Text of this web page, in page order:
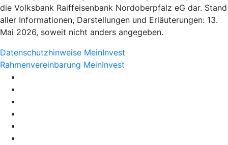
die Volksbank Raiffeisenbank Nordoberpfalz eG dar. Stand
aller Informationen, Darstellungen und Erläuterungen: 13.
Mai 2026, soweit nicht anders angegeben.
Datenschutzhinweise MeinInvest
Rahmenvereinbarung MeinInvest